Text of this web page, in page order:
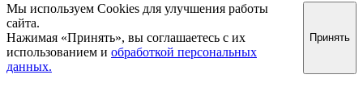
Мы используем Cookies для улучшения работы
сайта.
Нажимая «Принять», вы соглашаетесь с их
использованием и обработкой персональных
данных.
Принять